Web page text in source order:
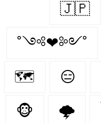
🇯🇵
˚༺❤︎༻˚
🗺 😑
🐵 🌩